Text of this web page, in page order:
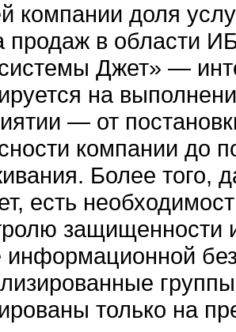
компании доля
продаж в области
Джет» —
на
— от
компании до
Более того,
есть
защищенности
информационной
только на